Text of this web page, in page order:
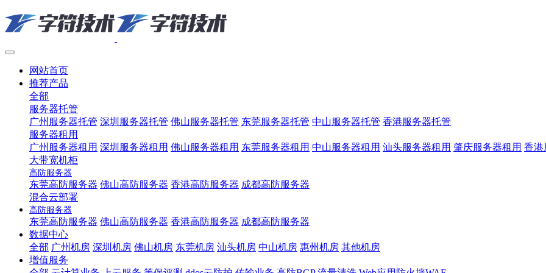
网站首页
推荐产品
全部
服务器托管
广州服务器托管 深圳服务器托管 佛山服务器托管 东莞服务器托管 中山服务器托管 香港服务器托管
服务器租用
广州服务器租用 深圳服务器租用 佛山服务器租用 东莞服务器租用 中山服务器租用 汕头服务器租用 肇庆服务器租用 香港
大带宽机柜
高防服务器
东莞高防服务器 佛山高防服务器 香港高防服务器 成都高防服务器
混合云部署
高防服务器
东莞高防服务器 佛山高防服务器 香港高防服务器 成都高防服务器
数据中心
全部 广州机房 深圳机房 佛山机房 东莞机房 汕头机房 中山机房 惠州机房 其他机房
增值服务